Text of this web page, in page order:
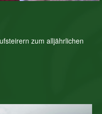
zum alljährlichen